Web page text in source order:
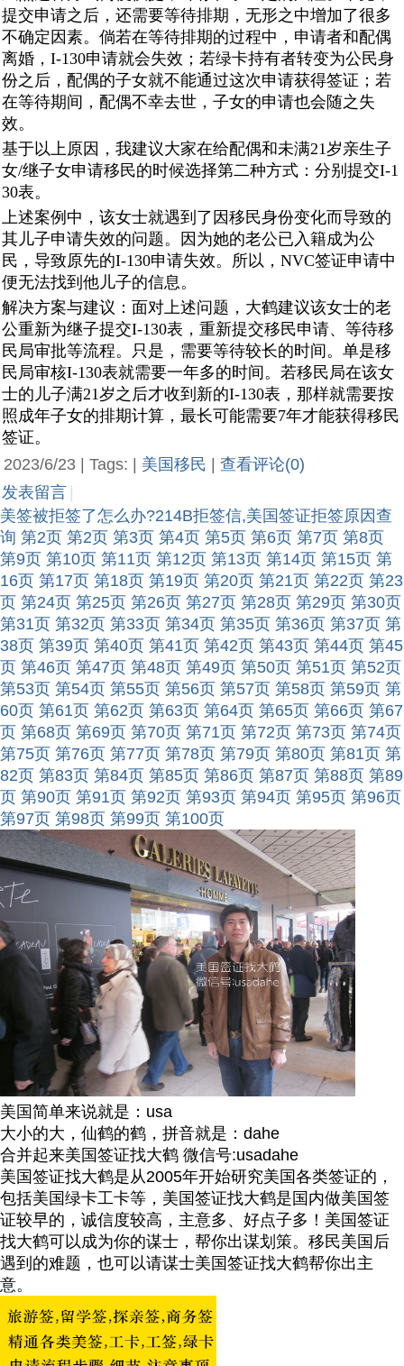
提交申请之后，还需要等待排期，无形之中增加了很多
不确定因素。倘若在等待排期的过程中，申请者和配偶
离婚，I-130申请就会失效；若绿卡持有者转变为公民身
份之后，配偶的子女就不能通过这次申请获得签证；若
在等待期间，配偶不幸去世，子女的申请也会随之失
效。
基于以上原因，我建议大家在给配偶和未满21岁亲生子
女/继子女申请移民的时候选择第二种方式：分别提交I-1
30表。
上述案例中，该女士就遇到了因移民身份变化而导致的
其儿子申请失效的问题。因为她的老公已入籍成为公
民，导致原先的I-130申请失效。所以，NVC签证申请中
便无法找到他儿子的信息。
解决方案与建议：面对上述问题，大鹤建议该女士的老
公重新为继子提交I-130表，重新提交移民申请、等待移
民局审批等流程。只是，需要等待较长的时间。单是移
民局审核I-130表就需要一年多的时间。若移民局在该女
士的儿子满21岁之后才收到新的I-130表，那样就需要按
照成年子女的排期计算，最长可能需要7年才能获得移民
签证。
2023/6/23 | Tags: | 美国移民
查看评论(0)
发表留言
美签被拒签了怎么办?214B拒签信,美国签证拒签原因查
询 第2页 第2页 第3页 第4页 第5页 第6页 第7页 第8页
第9页 第10页 第11页 第12页 第13页 第14页 第15页 第
16页 第17页 第18页 第19页 第20页 第21页 第22页 第23
页 第24页 第25页 第26页 第27页 第28页 第29页 第30页
第31页 第32页 第33页 第34页 第35页 第36页 第37页 第
38页 第39页 第40页 第41页 第42页 第43页 第44页 第45
页 第46页 第47页 第48页 第49页 第50页 第51页 第52页
第53页 第54页 第55页 第56页 第57页 第58页 第59页 第
60页 第61页 第62页 第63页 第64页 第65页 第66页 第67
页 第68页 第69页 第70页 第71页 第72页 第73页 第74页
第75页 第76页 第77页 第78页 第79页 第80页 第81页 第
82页 第83页 第84页 第85页 第86页 第87页 第88页 第89
页 第90页 第91页 第92页 第93页 第94页 第95页 第96页
第97页 第98页 第99页 第100页
美国简单来说就是：usa
大小的大，仙鹤的鹤，拼音就是：dahe
合并起来美国签证找大鹤 微信号:usadahe
美国签证找大鹤是从2005年开始研究美国各类签证的，
包括美国绿卡工卡等，美国签证找大鹤是国内做美国签
证较早的，诚信度较高，主意多、好点子多！美国签证
找大鹤可以成为你的谋士，帮你出谋划策。移民美国后
遇到的难题，也可以请谋士美国签证找大鹤帮你出主
意。